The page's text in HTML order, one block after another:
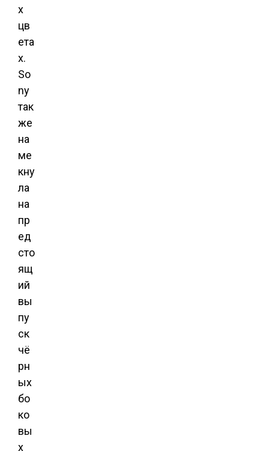
х
цв
ета
х.
So
ny
так
же
на
ме
кну
ла
на
пр
ед
сто
ящ
ий
вы
пу
ск
чё
рн
ых
бо
ко
вы
х